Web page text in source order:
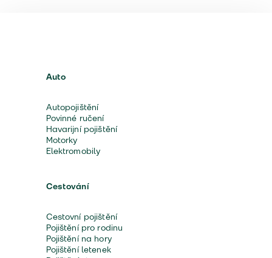
Auto
Autopojištění
Povinné ručení
Havarijní pojištění
Motorky
Elektromobily
Cestování
Cestovní pojištění
Pojištění pro rodinu
Pojištění na hory
Pojištění letenek